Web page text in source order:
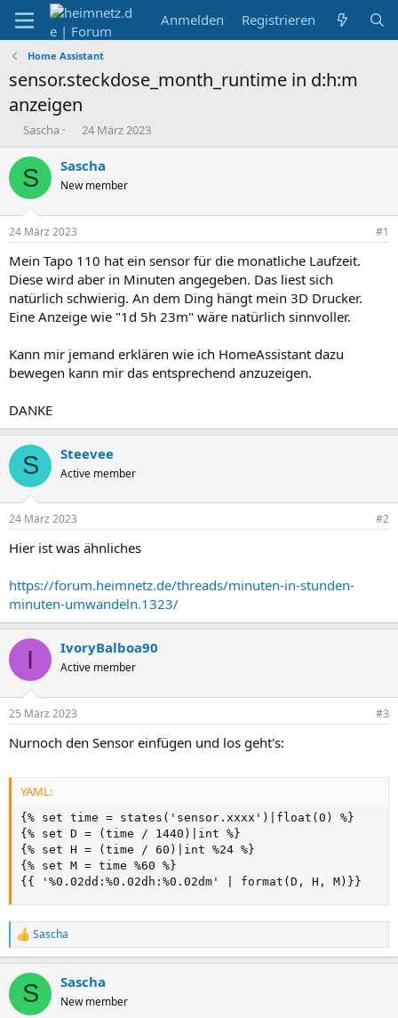
Anmelden Registrieren
Home Assistant
sensor.steckdose_month_runtime in d:h:m
anzeigen
E
s
t
e
r
Sascha
E
s
e
t
a
m
24 März 2023
S Sascha
New member
24 März 2023 #1
Mein Tapo 110 hat ein sensor für die monatliche Laufzeit.
Diese wird aber in Minuten angegeben. Das liest sich
natürlich schwierig. An dem Ding hängt mein 3D Drucker.
Eine Anzeige wie "1d 5h 23m" wäre natürlich sinnvoller.
Kann mir jemand erklären wie ich HomeAssistant dazu
bewegen kann mir das entsprechend anzuzeigen.
DANKE
S Steevee
Active member
24 März 2023 #2
Hier ist was ähnliches
https://forum.heimnetz.de/threads/minuten-in-stunden-
minuten-umwandeln.1323/
I IvoryBalboa90
Active member
25 März 2023 #3
Nurnoch den Sensor einfügen und los geht's:
YAML:
{ % set time = states('sensor.xxxx') float(0) % }
{ % set D = (time / 1440) int % }
{ % set H = (time / 60) int %24 % }
{ % set M = time %60 % }
{ { '%0.02dd : %0.02dh : %0.02dm' format(D , H , M) } }
R
e
k
i
Sascha
S Sascha
New member